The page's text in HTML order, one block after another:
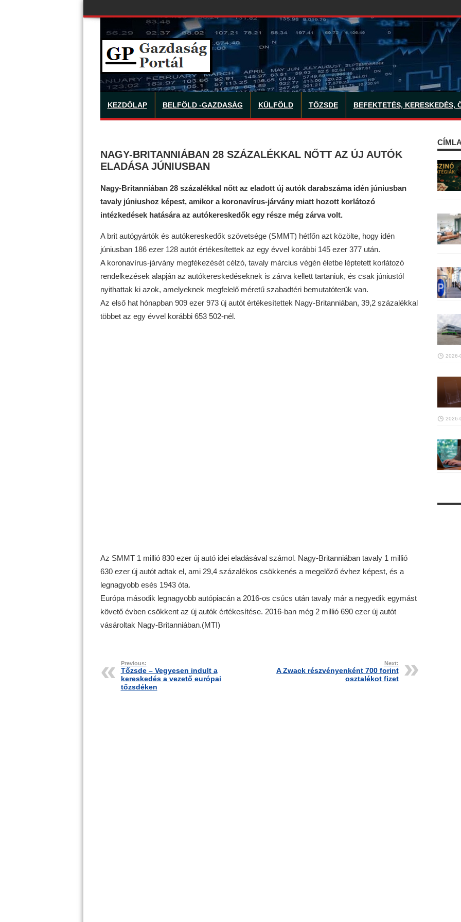
KEZDŐLAP BELFÖLD -GAZDASÁG KÜLFÖLD TŐZSDE BEFEKTETÉS, KERESKEDÉS,
NAGY-BRITANNIÁBAN 28 SZÁZALÉKKAL NŐTT AZ ÚJ AUTÓK
ELADÁSA JÚNIUSBAN
Nagy-Britanniában 28 százalékkal nőtt az eladott új autók darabszáma idén júniusban
tavaly júniushoz képest, amikor a koronavírus-járvány miatt hozott korlátozó
intézkedések hatására az autókereskedők egy része még zárva volt.
A brit autógyártók és autókereskedők szövetsége (SMMT) hétfőn azt közölte, hogy idén
júniusban 186 ezer 128 autót értékesítettek az egy évvel korábbi 145 ezer 377 után.
A koronavírus-járvány megfékezését célzó, tavaly március végén életbe léptetett korlátozó
rendelkezések alapján az autókereskedéseknek is zárva kellett tartaniuk, és csak júniustól
nyithattak ki azok, amelyeknek megfelelő méretű szabadtéri bemutatóterük van.
Az első hat hónapban 909 ezer 973 új autót értékesítettek Nagy-Britanniában, 39,2 százalékkal
többet az egy évvel korábbi 653 502-nél.
Az SMMT 1 millió 830 ezer új autó idei eladásával számol. Nagy-Britanniában tavaly 1 millió
630 ezer új autót adtak el, ami 29,4 százalékos csökkenés a megelőző évhez képest, és a
legnagyobb esés 1943 óta.
Európa második legnagyobb autópiacán a 2016-os csúcs után tavaly már a negyedik egymást
követő évben csökkent az új autók értékesítése. 2016-ban még 2 millió 690 ezer új autót
vásároltak Nagy-Britanniában.(MTI)
Previous:
Tőzsde – Vegyesen indult a
kereskedés a vezető európai
tőzsdéken
Next:
A Zwack részvényenként 700 forint
osztalékot fizet
2026-
2026-